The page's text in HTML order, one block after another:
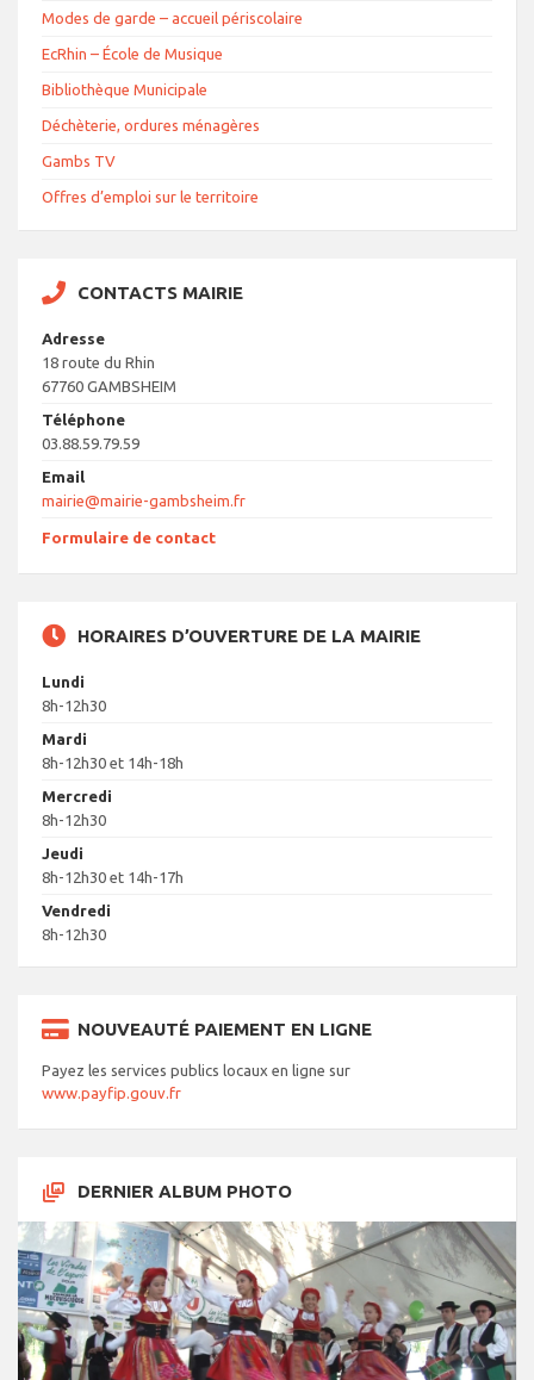
Modes de garde – accueil périscolaire
EcRhin – École de Musique
Bibliothèque Municipale
Déchèterie, ordures ménagères
Gambs TV
Offres d’emploi sur le territoire
CONTACTS MAIRIE
Adresse
18 route du Rhin
67760 GAMBSHEIM
Téléphone
03.88.59.79.59
Email
mairie@mairie-gambsheim.fr
Formulaire de contact
HORAIRES D’OUVERTURE DE LA MAIRIE
Lundi
8h-12h30
Mardi
8h-12h30 et 14h-18h
Mercredi
8h-12h30
Jeudi
8h-12h30 et 14h-17h
Vendredi
8h-12h30
NOUVEAUTÉ PAIEMENT EN LIGNE
Payez les services publics locaux en ligne sur
www.payfip.gouv.fr
DERNIER ALBUM PHOTO